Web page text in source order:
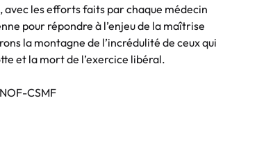
les efforts faits par chaque médecin
pour répondre à l’enjeu de la maîtrise
la montagne de l’incrédulité de ceux qui
et la mort de l’exercice libéral.
CSMF